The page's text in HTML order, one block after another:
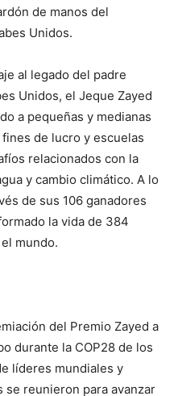
de manos del
Unidos.
al legado del padre
Unidos, el Jeque Zayed
a pequeñas y medianas
de lucro y escuelas
relacionados con la
y cambio climático. A lo
de sus 106 ganadores
la vida de 384
mundo.
del Premio Zayed a
durante la COP28 de los
líderes mundiales y
reunieron para avanzar